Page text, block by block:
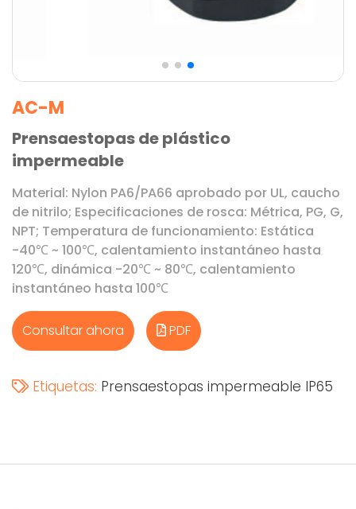
AC-M
Prensaestopas de plástico
impermeable
Material: Nylon PA6/PA66 aprobado por UL, caucho
de nitrilo; Especificaciones de rosca: Métrica, PG, G,
NPT; Temperatura de funcionamiento: Estática
-40℃ ~ 100℃, calentamiento instantáneo hasta
120℃, dinámica -20℃ ~ 80℃, calentamiento
instantáneo hasta 100℃
Consultar ahora PDF
Etiquetas: Prensaestopas impermeable IP65